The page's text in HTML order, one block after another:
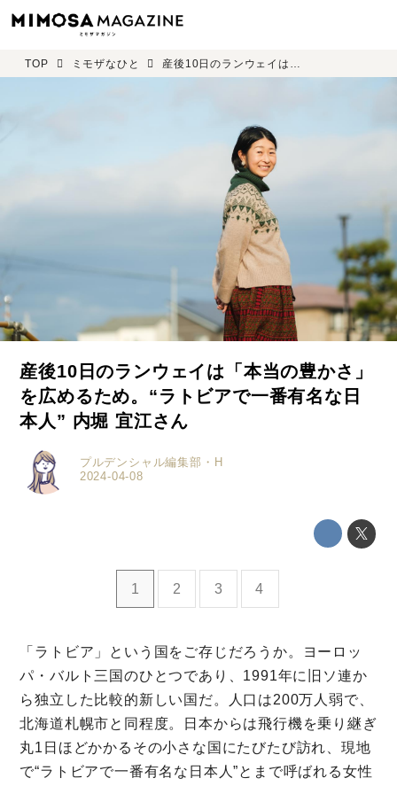
My Rules
ミモザなひと
ミモザレポート
ミモマガエッセイ
TOP ミモザなひと 産後10日のランウェイは「本当の豊かさ」を広めるため。“ラトビアで一番有名な日本人” 内堀 宜江さん
産後10日のランウェイは「本当の豊かさ」
を広めるため。“ラトビアで一番有名な日
本人” 内堀 宜江さん
2024-04-08
プルデンシャル編集部・H
1 2 3 4
「ラトビア」という国をご存じだろうか。ヨーロッ
パ・バルト三国のひとつであり、1991年に旧ソ連か
ら独立した比較的新しい国だ。人口は200万人弱で、
北海道札幌市と同程度。日本からは飛行機を乗り継ぎ
丸1日ほどかかるその小さな国にたびたび訪れ、現地
で“ラトビアで一番有名な日本人”とまで呼ばれる女性